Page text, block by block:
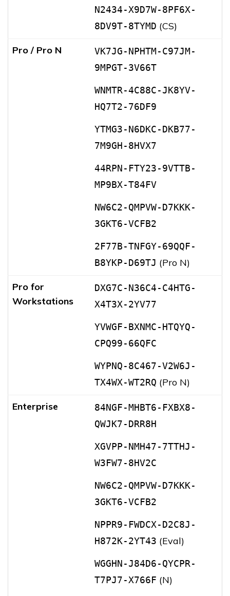
N2434-X9D7W-8PF6X-
8DV9T-8TYMD (CS)
Pro / Pro N
VK7JG-NPHTM-C97JM-
9MPGT-3V66T
WNMTR-4C88C-JK8YV-
HQ7T2-76DF9
YTMG3-N6DKC-DKB77-
7M9GH-8HVX7
44RPN-FTY23-9VTTB-
MP9BX-T84FV
NW6C2-QMPVW-D7KKK-
3GKT6-VCFB2
2F77B-TNFGY-69QQF-
B8YKP-D69TJ (Pro N)
Pro for
Workstations
DXG7C-N36C4-C4HTG-
X4T3X-2YV77
YVWGF-BXNMC-HTQYQ-
CPQ99-66QFC
WYPNQ-8C467-V2W6J-
TX4WX-WT2RQ (Pro N)
Enterprise
84NGF-MHBT6-FXBX8-
QWJK7-DRR8H
XGVPP-NMH47-7TTHJ-
W3FW7-8HV2C
NW6C2-QMPVW-D7KKK-
3GKT6-VCFB2
NPPR9-FWDCX-D2C8J-
H872K-2YT43 (Eval)
WGGHN-J84D6-QYCPR-
T7PJ7-X766F (N)